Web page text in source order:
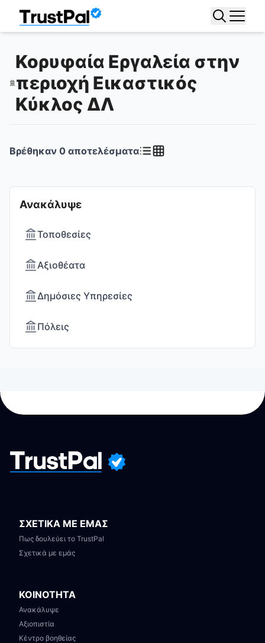
Κορυφαία Εργαλεία στην
περιοχή Εικαστικός
Κύκλος ΔΛ
Ανακάλυψε
Τοποθεσίες
Αξιοθέατα
Δημόσιες Υπηρεσίες
Πόλεις
Βρέθηκαν 0 αποτελέσματα
ΣΧΕΤΙΚΑ ΜΕ ΕΜΑΣ
Πως δουλεύει το TrustPal
Σχετικά με εμάς
ΚΟΙΝΟΤΗΤΑ
Ανακάλυψε
Αξιοπιστία
Κέντρο βοηθείας